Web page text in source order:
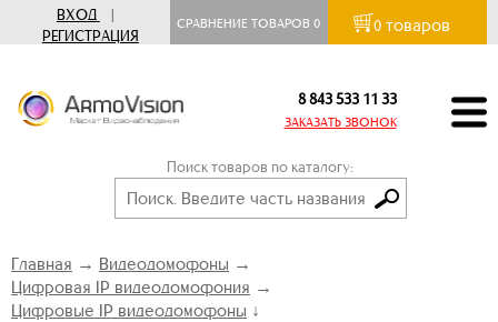
ВХОД
|
РЕГИСТРАЦИЯ
СРАВНЕНИЕ ТОВАРОВ0 0 товаров
8 843 533 11 33
ЗАКАЗАТЬ ЗВОНОК
Поиск товаров по каталогу:
Главная → Видеодомофоны →
Цифровая IP видеодомофония →
Цифровые IP видеодомофоны ↓